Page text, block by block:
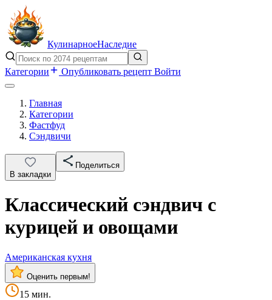
КулинарноеНаследие
Категории Опубликовать рецепт Войти
Главная
Категории
Фастфуд
Сэндвичи
В закладки
Поделиться
Классический сэндвич с
курицей и овощами
Американская кухня
Оценить первым!
15 мин.